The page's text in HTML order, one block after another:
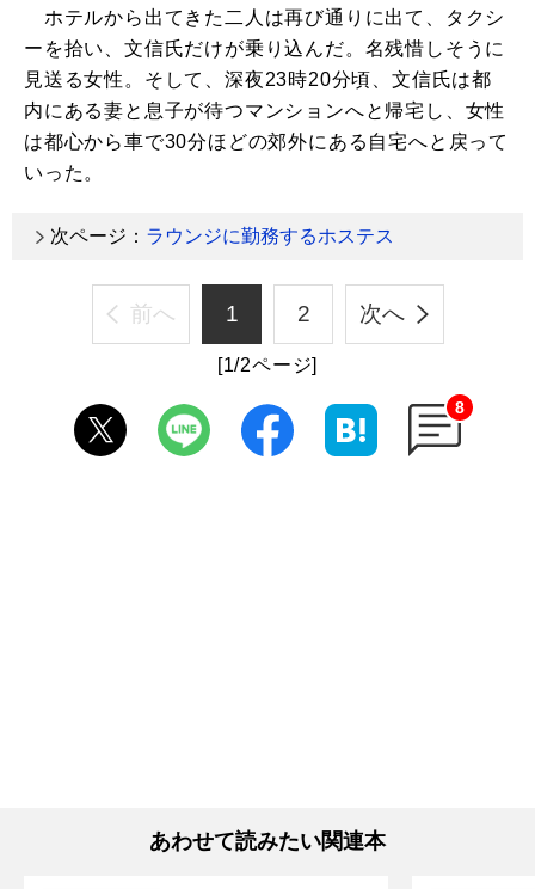
ホテルから出てきた二人は再び通りに出て、タクシ
ーを拾い、文信氏だけが乗り込んだ。名残惜しそうに
見送る女性。そして、深夜23時20分頃、文信氏は都
内にある妻と息子が待つマンションへと帰宅し、女性
は都心から車で30分ほどの郊外にある自宅へと戻って
いった。
次ページ： ラウンジに勤務するホステス
前へ 1 2 次へ
[1/2ページ]
8
あわせて読みたい関連本